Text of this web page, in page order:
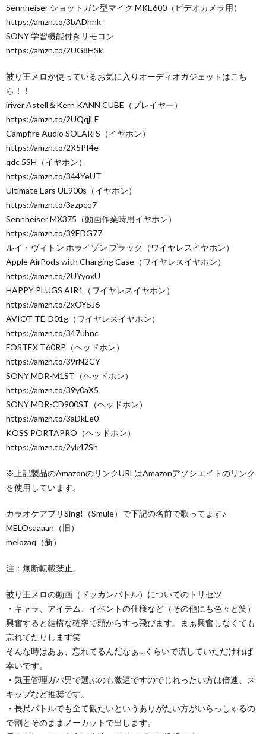
Sennheiser ショットガン型マイク MKE600（ビデオカメラ用）
https://amzn.to/3bADhnk
SONY 学習機能付きリモコン
https://amzn.to/2UG8HSk
被り王メロが使っているお気に入りオーディオガジェットはこち
ら！！
iriver Astell＆Kern KANN CUBE（プレイヤー）
https://amzn.to/2UQqjLF
Campfire Audio SOLARIS（イヤホン）
https://amzn.to/2X5Pf4e
qdc 5SH（イヤホン）
https://amzn.to/344YeUT
Ultimate Ears UE900s（イヤホン）
https://amzn.to/3azpcq7
Sennheiser MX375（動画作業時用イヤホン）
https://amzn.to/39EDG77
ルイ・ヴィトン ホライゾン ブラック（ワイヤレスイヤホン）
Apple AirPods with Charging Case（ワイヤレスイヤホン）
https://amzn.to/2UYyoxU
HAPPY PLUGS AIR1（ワイヤレスイヤホン）
https://amzn.to/2xOY5J6
AVIOT TE-D01g（ワイヤレスイヤホン）
https://amzn.to/347uhnc
FOSTEX T60RP（ヘッドホン）
https://amzn.to/39rN2CY
SONY MDR-M1ST（ヘッドホン）
https://amzn.to/39y0aX5
SONY MDR-CD900ST（ヘッドホン）
https://amzn.to/3aDkLe0
KOSS PORTAPRO（ヘッドホン）
https://amzn.to/2yk47Sh
※上記製品のAmazonのリンクURLはAmazonアソシエイトのリンク
を使用しています。
カラオケアプリSing!（Smule）で下記の名前で歌ってます♪
MELOsaaaan（旧）
melozaq（新）
注：無断転載禁止。
被り王メロの動画（ドッカンバトル）についてのトリセツ
・キャラ、アイテム、イベントの仕様など（その他にも色々と笑）
興奮すると結構な確率で頭からすっ飛びます。まぁ興奮しなくても
忘れてたりします笑
そんな時はあぁ、忘れてるんだなぁ…くらいで流していただければ
幸いです。
・気玉管理ガバ男で選ぶのも激遅ですのでじれったい方は倍速、ス
キップなど推奨です。
・長尺バトルでも全て観たいというありがたい方がいらっしゃるの
で割とそのままノーカットで出します。